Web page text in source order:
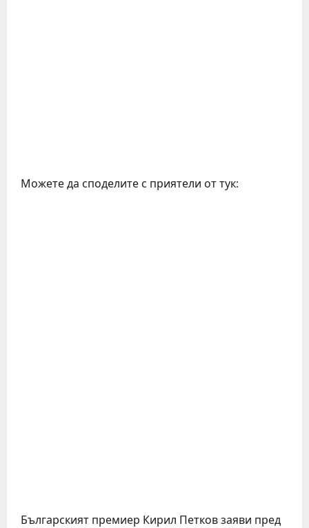
Можете да споделите с приятели от тук:
Българският премиер Кирил Петков заяви пред